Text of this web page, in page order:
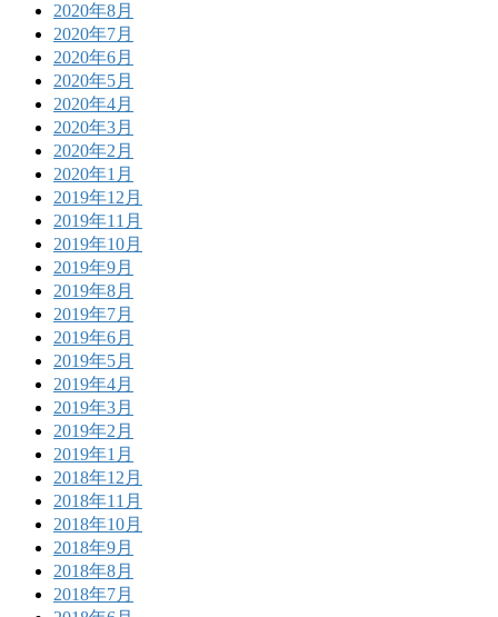
2020年8月
2020年7月
2020年6月
2020年5月
2020年4月
2020年3月
2020年2月
2020年1月
2019年12月
2019年11月
2019年10月
2019年9月
2019年8月
2019年7月
2019年6月
2019年5月
2019年4月
2019年3月
2019年2月
2019年1月
2018年12月
2018年11月
2018年10月
2018年9月
2018年8月
2018年7月